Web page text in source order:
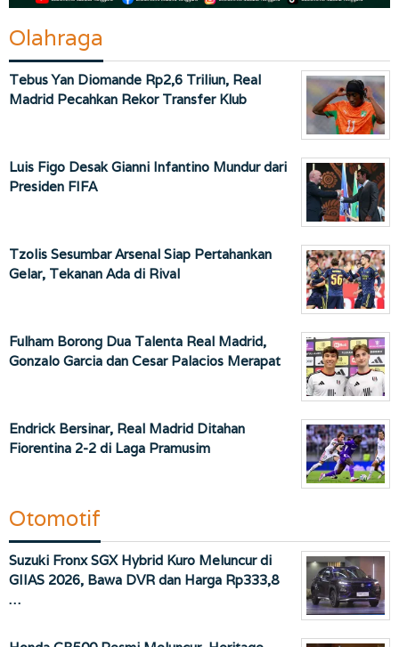
Olahraga
Tebus Yan Diomande Rp2,6 Triliun, Real
Madrid Pecahkan Rekor Transfer Klub
Luis Figo Desak Gianni Infantino Mundur dari
Presiden FIFA
Tzolis Sesumbar Arsenal Siap Pertahankan
Gelar, Tekanan Ada di Rival
Fulham Borong Dua Talenta Real Madrid,
Gonzalo Garcia dan Cesar Palacios Merapat
Endrick Bersinar, Real Madrid Ditahan
Fiorentina 2-2 di Laga Pramusim
Otomotif
Suzuki Fronx SGX Hybrid Kuro Meluncur di
GIIAS 2026, Bawa DVR dan Harga Rp333,8
…